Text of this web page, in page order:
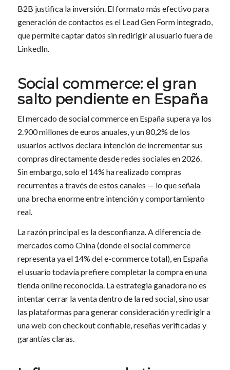
B2B justifica la inversión. El formato más efectivo para
generación de contactos es el Lead Gen Form integrado,
que permite captar datos sin redirigir al usuario fuera de
LinkedIn.
Social commerce: el gran
salto pendiente en España
El mercado de social commerce en España supera ya los
2.900 millones de euros anuales, y un 80,2% de los
usuarios activos declara intención de incrementar sus
compras directamente desde redes sociales en 2026.
Sin embargo, solo el 14% ha realizado compras
recurrentes a través de estos canales — lo que señala
una brecha enorme entre intención y comportamiento
real.
La razón principal es la desconfianza. A diferencia de
mercados como China (donde el social commerce
representa ya el 14% del e-commerce total), en España
el usuario todavía prefiere completar la compra en una
tienda online reconocida. La estrategia ganadora no es
intentar cerrar la venta dentro de la red social, sino usar
las plataformas para generar consideración y redirigir a
una web con checkout confiable, reseñas verificadas y
garantías claras.